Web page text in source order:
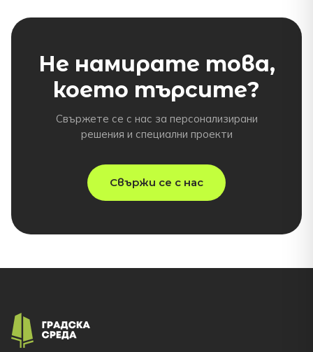
Не намирате това,
което търсите?
Свържете се с нас за персонализирани
решения и специални проекти
Свържи се с нас